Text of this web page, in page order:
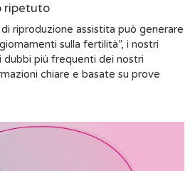
ripetuto
riproduzione assistita può generare
sulla fertilità”, i nostri
dubbi più frequenti dei nostri
chiare e basate su prove